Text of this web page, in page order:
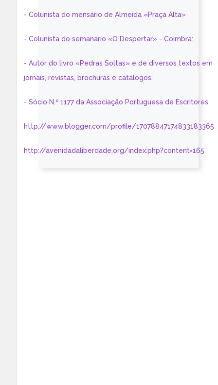
- Colunista do mensário de Almeida «Praça Alta»
- Colunista do semanário «O Despertar» - Coimbra:
- Autor do livro «Pedras Soltas» e de diversos textos em
jornais, revistas, brochuras e catálogos;
- Sócio N.º 1177 da Associação Portuguesa de Escritores
http://www.blogger.com/profile/17078847174833183365
http://avenidadaliberdade.org/index.php?content=165